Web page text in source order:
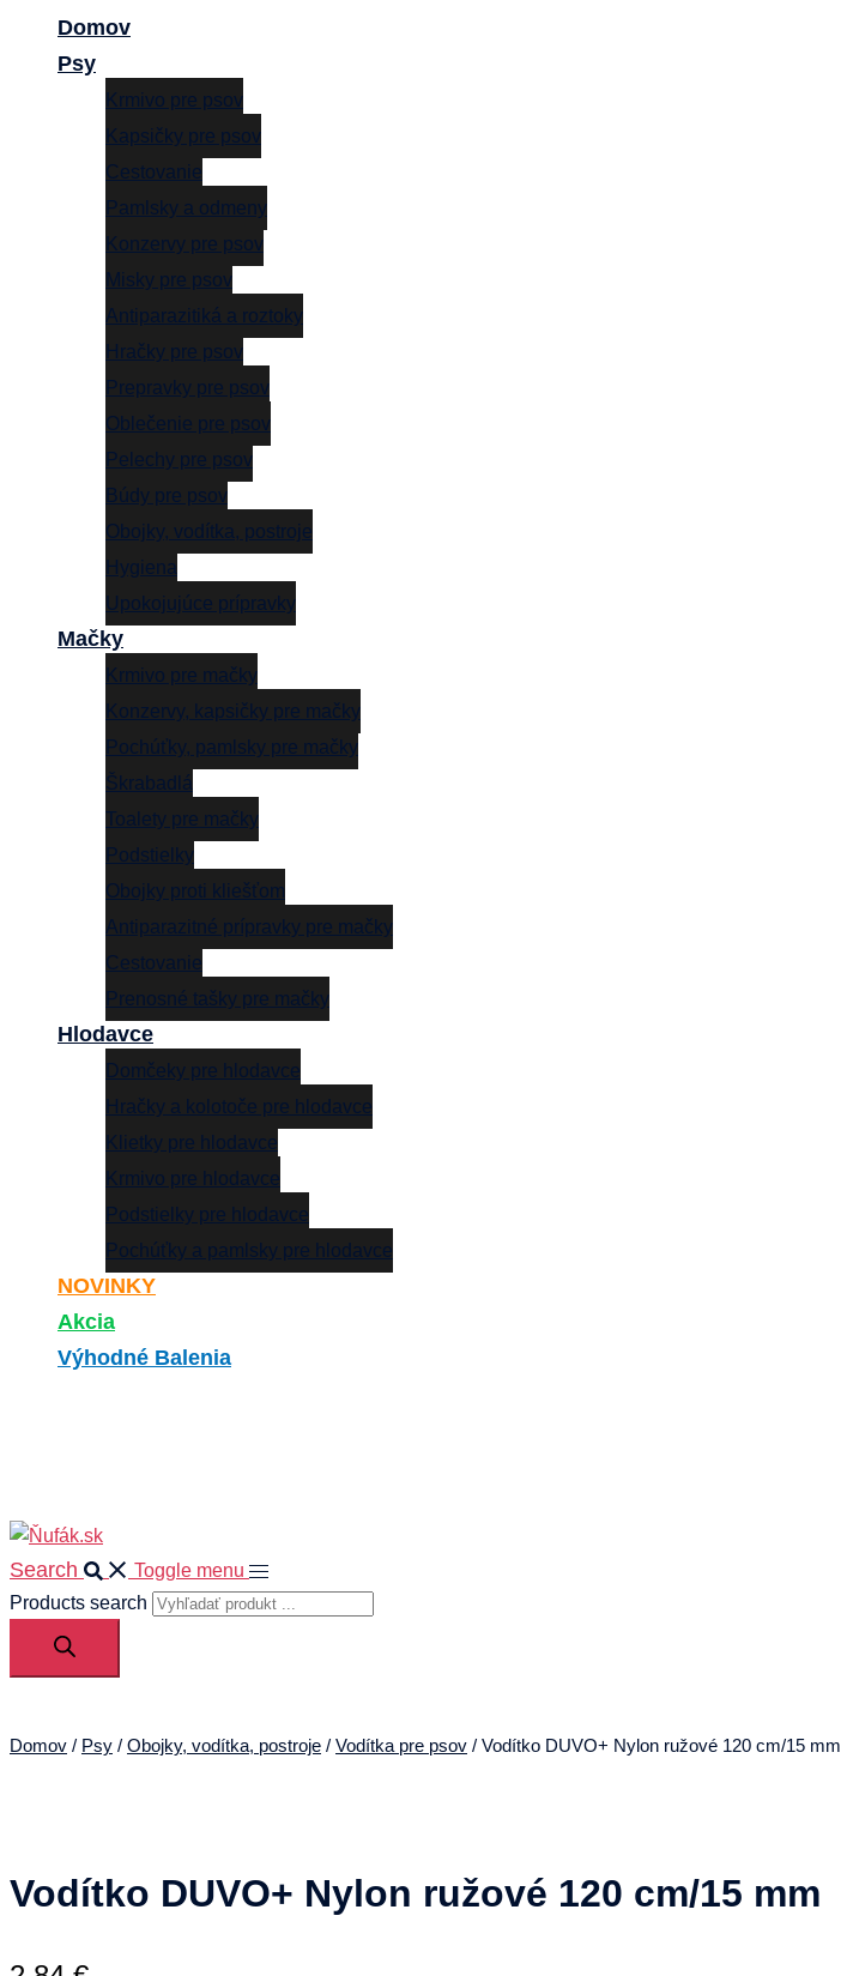
Domov
Psy
Krmivo pre psov
Kapsičky pre psov
Cestovanie
Pamlsky a odmeny
Konzervy pre psov
Misky pre psov
Antiparazitiká a roztoky
Hračky pre psov
Prepravky pre psov
Oblečenie pre psov
Pelechy pre psov
Búdy pre psov
Obojky, vodítka, postroje
Hygiena
Upokojujúce prípravky
Mačky
Krmivo pre mačky
Konzervy, kapsičky pre mačky
Pochúťky, pamlsky pre mačky
Škrabadlá
Toalety pre mačky
Podstielky
Obojky proti kliešťom
Antiparazitné prípravky pre mačky
Cestovanie
Prenosné tašky pre mačky
Hlodavce
Domčeky pre hlodavce
Hračky a kolotoče pre hlodavce
Klietky pre hlodavce
Krmivo pre hlodavce
Podstielky pre hlodavce
Pochúťky a pamlsky pre hlodavce
NOVINKY
Akcia
Výhodné Balenia
Search
Toggle menu
Products search
Domov / Psy / Obojky, vodítka, postroje / Vodítka pre psov / Vodítko DUVO+ Nylon ružové 120 cm/15 mm
Vodítko DUVO+ Nylon ružové 120 cm/15 mm